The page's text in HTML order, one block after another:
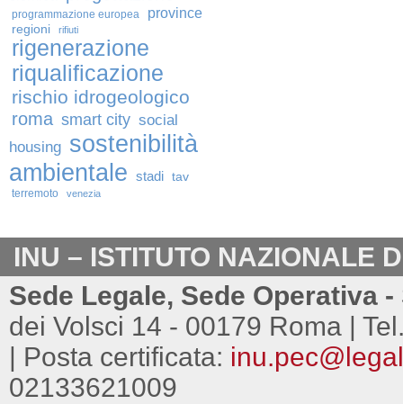
programmazione europea province
regioni rifiuti
rigenerazione
riqualificazione
rischio idrogeologico
roma smart city social
housing sostenibilità
ambientale stadi tav
terremoto venezia
INU – ISTITUTO NAZIONALE
Sede Legale, Sede Operativa
dei Volsci 14 - 00179 Roma |
| Posta certificata:
02133621009